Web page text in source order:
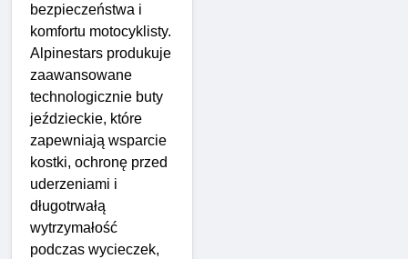
bezpieczeństwa i
komfortu motocyklisty.
Alpinestars produkuje
zaawansowane
technologicznie buty
jeździeckie, które
zapewniają wsparcie
kostki, ochronę przed
uderzeniami i
długotrwałą
wytrzymałość
podczas wycieczek,